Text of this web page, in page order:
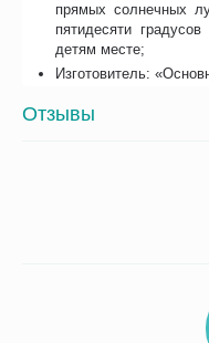
прямых солнечных
пятидесяти
детям месте;
Изготовитель:
Отзывы